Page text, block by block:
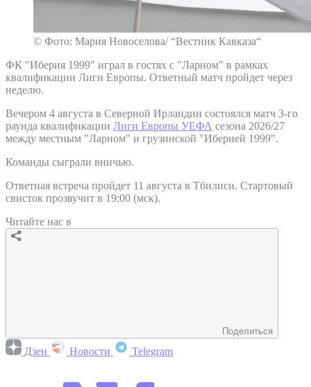
© Фото: Мария Новоселова/ “Вестник Кавказа“
ФК "Иберия 1999" играл в гостях с "Ларном" в рамках
квалификации Лиги Европы. Ответный матч пройдет через
неделю.
Вечером 4 августа в Северной Ирландии состоялся матч 3-го
раунда квалификации Лиги Европы УЕФА сезона 2026/27
между местным "Ларном" и грузинской "Иберией 1999".
Команды сыграли вничью.
Ответная встреча пройдет 11 августа в Тбилиси. Стартовый
свисток прозвучит в 19:00 (мск).
Читайте нас в
Поделиться
Дзен Новости Telegram